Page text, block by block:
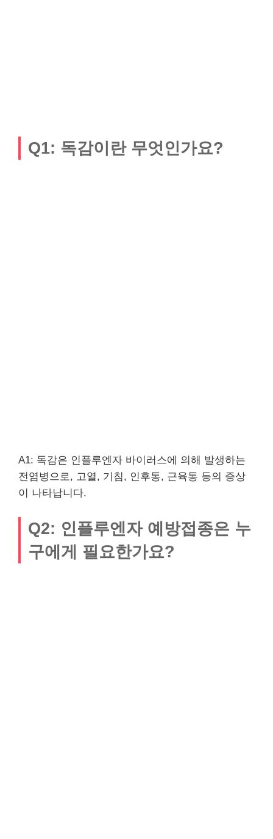
Q1: 독감이란 무엇인가요?
A1: 독감은 인플루엔자 바이러스에 의해 발생하는
전염병으로, 고열, 기침, 인후통, 근육통 등의 증상
이 나타납니다.
Q2: 인플루엔자 예방접종은 누
구에게 필요한가요?